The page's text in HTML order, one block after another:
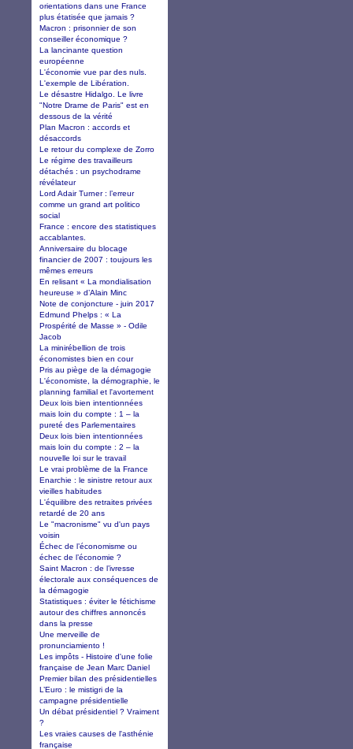
orientations dans une France
plus étatisée que jamais ?
Macron : prisonnier de son
conseiller économique ?
La lancinante question
européenne
L'économie vue par des nuls.
L'exemple de Libération.
Le désastre Hidalgo. Le livre
"Notre Drame de Paris" est en
dessous de la vérité
Plan Macron : accords et
désaccords
Le retour du complexe de Zorro
Le régime des travailleurs
détachés : un psychodrame
révélateur
Lord Adair Turner : l’erreur
comme un grand art politico
social
France : encore des statistiques
accablantes.
Anniversaire du blocage
financier de 2007 : toujours les
mêmes erreurs
En relisant « La mondialisation
heureuse » d’Alain Minc
Note de conjoncture - juin 2017
Edmund Phelps : « La
Prospérité de Masse » - Odile
Jacob
La minirébellion de trois
économistes bien en cour
Pris au piège de la démagogie
L'économiste, la démographie, le
planning familial et l'avortement
Deux lois bien intentionnées
mais loin du compte : 1 – la
pureté des Parlementaires
Deux lois bien intentionnées
mais loin du compte : 2 – la
nouvelle loi sur le travail
Le vrai problème de la France
Enarchie : le sinistre retour aux
vieilles habitudes
L'équilibre des retraites privées
retardé de 20 ans
Le "macronisme" vu d'un pays
voisin
Échec de l’économisme ou
échec de l’économie ?
Saint Macron : de l’ivresse
électorale aux conséquences de
la démagogie
Statistiques : éviter le fétichisme
autour des chiffres annoncés
dans la presse
Une merveille de
pronunciamiento !
Les impôts - Histoire d'une folie
française de Jean Marc Daniel
Premier bilan des présidentielles
L’Euro : le mistigri de la
campagne présidentielle
Un débat présidentiel ? Vraiment
?
Les vraies causes de l'asthénie
française